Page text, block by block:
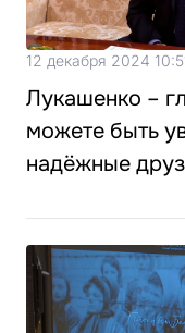
12 декабря 2024
Лукашенко –
можете быть
надёжные